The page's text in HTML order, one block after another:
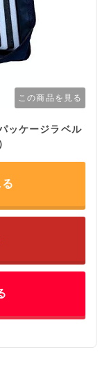
この商品を見る
ケージラベル